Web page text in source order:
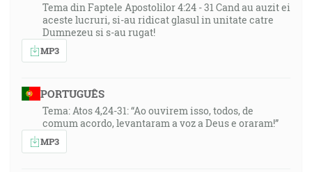
Tema din Faptele Apostolilor 4:24 - 31 Cand au auzit ei
aceste lucruri, si-au ridicat glasul in unitate catre
Dumnezeu si s-au rugat!
MP3
PORTUGUÊS
Tema: Atos 4,24-31: “Ao ouvirem isso, todos, de
comum acordo, levantaram a voz a Deus e oraram!”
MP3